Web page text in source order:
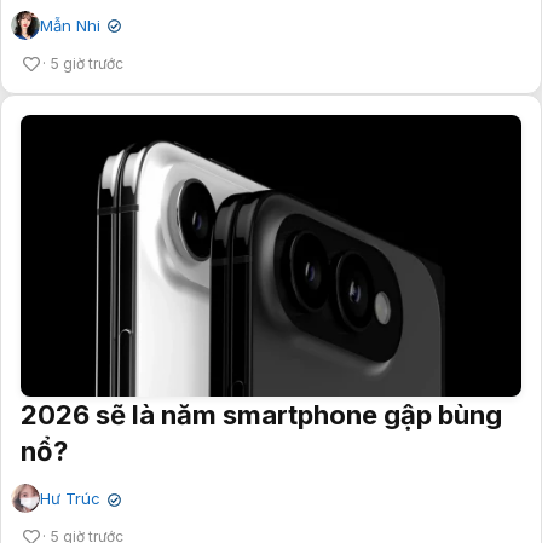
Mẫn Nhi ✔
5 giờ trước
2026 sẽ là năm smartphone gập bùng
nổ?
Hư Trúc ✔
5 giờ trước